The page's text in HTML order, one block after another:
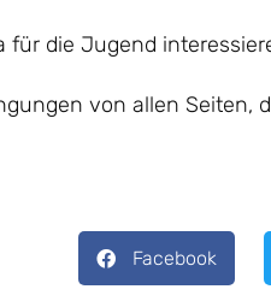
für die Jugend
von allen Seiten,
Facebook